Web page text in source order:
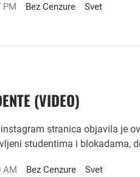
PM Bez Cenzure Svet
(VIDEO)
stranica objavila je
studentima i blokadama,
AM Bez Cenzure Svet